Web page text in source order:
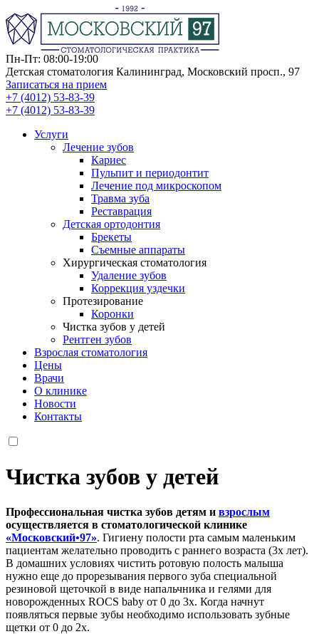
Пн-Пт: 08:00-19:00
Детская стоматология Калининград, Московский просп., 97
Записаться на прием
+7 (4012) 53-83-39
+7 (4012) 53-83-39
Услуги
Лечение зубов
Кариес
Пульпит и периодонтит
Лечение под микроскопом
Травма зуба
Реставрация
Детская ортодонтия
Брекеты
Съемные аппараты
Хирургическая стоматология
Удаление зубов
Коррекция уздечки
Протезирование
Коронки
Чистка зубов у детей
Рентген зубов
Взрослая стоматология
Цены
Врачи
О клинике
Новости
Контакты
Чистка зубов у детей
Профессиональная чистка зубов детям и взрослым
осуществляется в стоматологической клинике
«Московский•97». Гигиену полости рта самым маленьким
пациентам желательно проводить с раннего возраста (3х лет).
В домашних условиях чистить ротовую полость малыша
нужно еще до прорезывания первого зуба специальной
резиновой щеточкой в виде напальчника и гелями для
новорожденных ROCS baby от 0 до 3х. Когда начнут
появляться первые зубы необходимо использовать зубные
щетки от 0 до 2х.